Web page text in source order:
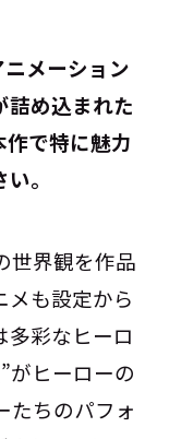
ニメーション
詰め込まれた
で特に魅力
。
世界観を作品
メも設定から
多彩なヒーロ
がヒーローの
たちのパフォ